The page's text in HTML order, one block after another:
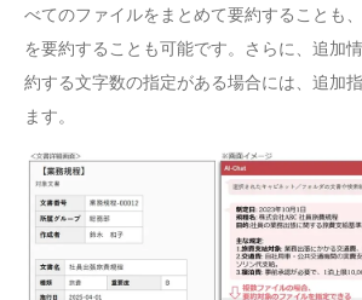
べてのファイルをまとめて要約することも
を要約することも可能です。さらに、追加
約する文字数の指定がある場合には、追加
ます。